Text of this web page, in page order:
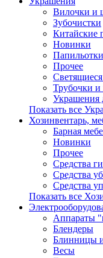
Вилочки и
Зубочистки
Китайские
Новинки
Папильотки
Прочее
Трубочки
Украшения
Показать все
Хозинвентарь,
Барная
Новинки
Прочее
Средства
Средства
Средства
Показать все
Аппараты
Блендеры
Блинницы
Весы